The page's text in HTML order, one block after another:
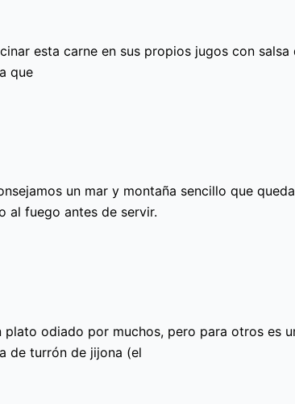
esta carne en sus propios jugos con
que
un mar y montaña sencillo que
al fuego antes de servir.
odiado por muchos, pero para otros es
de turrón de jijona (el